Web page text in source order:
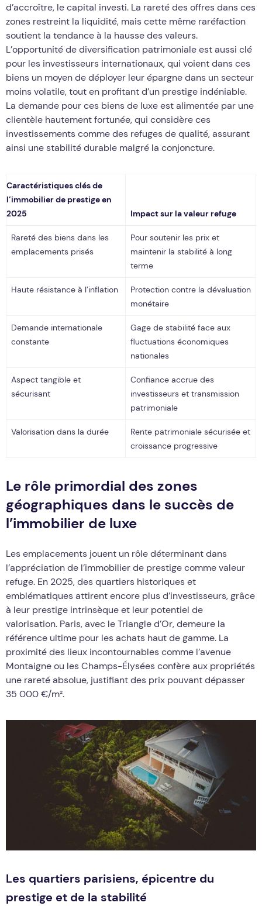
d’accroître, le capital investi. La rareté des offres dans ces
zones restreint la liquidité, mais cette même raréfaction
soutient la tendance à la hausse des valeurs.
L’opportunité de diversification patrimoniale est aussi clé
pour les investisseurs internationaux, qui voient dans ces
biens un moyen de déployer leur épargne dans un secteur
moins volatile, tout en profitant d’un prestige indéniable.
La demande pour ces biens de luxe est alimentée par une
clientèle hautement fortunée, qui considère ces
investissements comme des refuges de qualité, assurant
ainsi une stabilité durable malgré la conjoncture.
Caractéristiques clés de
l’immobilier de prestige en
2025
Impact sur la valeur refuge
Rareté des biens dans les
emplacements prisés
Pour soutenir les prix et
maintenir la stabilité à long
terme
Haute résistance à l’inflation
Protection contre la dévaluation
monétaire
Demande internationale
constante
Gage de stabilité face aux
fluctuations économiques
nationales
Aspect tangible et
sécurisant
Confiance accrue des
investisseurs et transmission
patrimoniale
Valorisation dans la durée
Rente patrimoniale sécurisée et
croissance progressive
Le rôle primordial des zones
géographiques dans le succès de
l’immobilier de luxe
Les emplacements jouent un rôle déterminant dans
l’appréciation de l’immobilier de prestige comme valeur
refuge. En 2025, des quartiers historiques et
emblématiques attirent encore plus d’investisseurs, grâce
à leur prestige intrinsèque et leur potentiel de
valorisation. Paris, avec le Triangle d’Or, demeure la
référence ultime pour les achats haut de gamme. La
proximité des lieux incontournables comme l’avenue
Montaigne ou les Champs-Élysées confère aux propriétés
une rareté absolue, justifiant des prix pouvant dépasser
35 000 €/m².
Les quartiers parisiens, épicentre du
prestige et de la stabilité